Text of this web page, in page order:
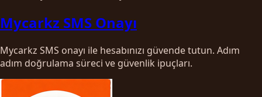
Mycarkz SMS Onayı
Mycarkz SMS onayı ile hesabınızı güvende tutun. Adım
adım doğrulama süreci ve güvenlik ipuçları.